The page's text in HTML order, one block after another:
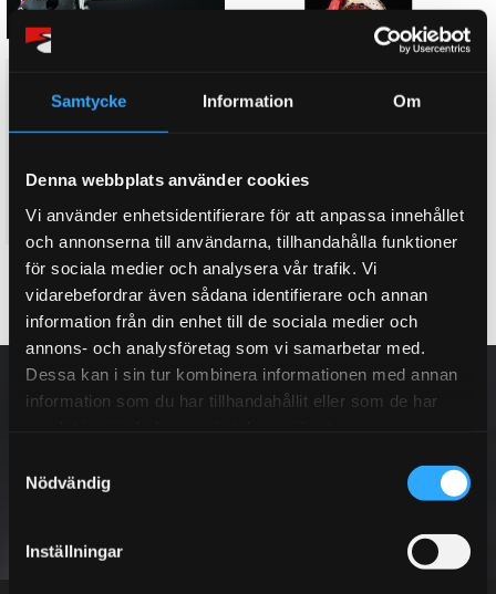
Samtycke Information Om
Denna webbplats använder cookies
Vi använder enhetsidentifierare för att anpassa innehållet
och annonserna till användarna, tillhandahålla funktioner
för sociala medier och analysera vår trafik. Vi
vidarebefordrar även sådana identifierare och annan
information från din enhet till de sociala medier och
annons- och analysföretag som vi samarbetar med.
Dessa kan i sin tur kombinera informationen med annan
information som du har tillhandahållit eller som de har
Nödvändig
Inställningar
bromsok vid köp att ett D2
separata hydraulik kretsar
8 995KR
Add to favorites BUY
house vid köp av ett nytt D2
effekt
3 995KR
Add to favorites
NEWSLETTER
Your personal information is processed in accordance with our privacy policy.